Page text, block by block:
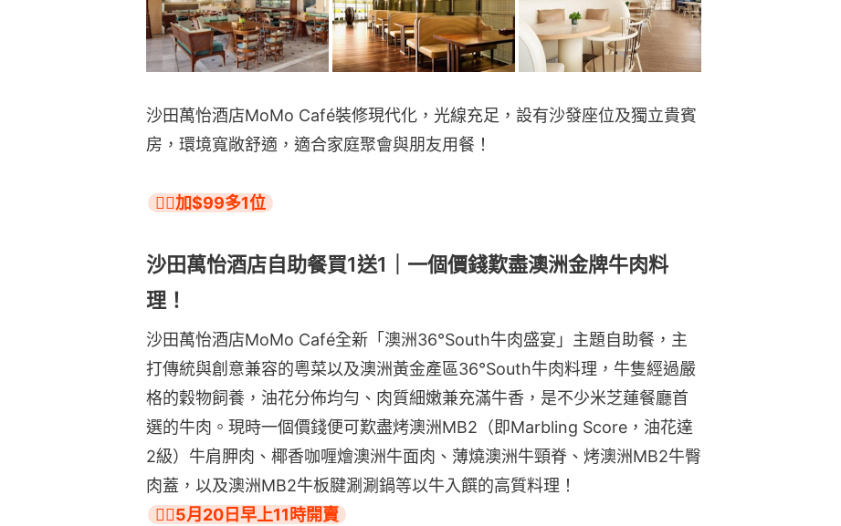
沙田萬怡酒店MoMo Café裝修現代化，光線充足，設有沙發座位及獨立貴賓
房，環境寬敞舒適，適合家庭聚會與朋友用餐！
👉🏻加$99多1位
沙田萬怡酒店自助餐買1送1｜一個價錢歎盡澳洲金牌牛肉料
理！
沙田萬怡酒店MoMo Café全新「澳洲36°South牛肉盛宴」主題自助餐，主
打傳統與創意兼容的粵菜以及澳洲黃金產區36°South牛肉料理，牛隻經過嚴
格的穀物飼養，油花分佈均勻、肉質細嫩兼充滿牛香，是不少米芝蓮餐廳首
選的牛肉。現時一個價錢便可歎盡烤澳洲MB2（即Marbling Score，油花達
2級）牛肩胛肉、椰⾹咖喱燴澳洲牛面肉、薄燒澳洲牛頸脊、烤澳洲MB2牛臀
肉蓋，以及澳洲MB2牛板腱涮涮鍋等以牛入饌的高質料理！
👉🏻5月20日早上11時開賣